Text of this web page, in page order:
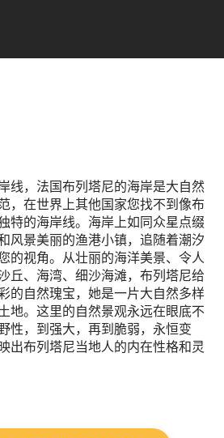
线，法国布列塔尼的海岸是大自然
，在世界上其他国家您找不到像布
特的海岸线。海岸上如同众星点缀
风景美丽的渔港小镇，追随着潮汐
的视角。从壮丽的海洋美景、令人
丘、海湾、细沙海滩，布列塔尼给
的自然瑰宝，她是一片大自然多样
地。这里的自然景观永远在眼底不
性，到强大，再到脆弱，永恒变
出布列塔尼当地人的内在性格和灵